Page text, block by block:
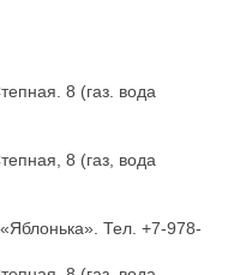
8 (газ. вода
8 (газ, вода
Тел. +7-978-